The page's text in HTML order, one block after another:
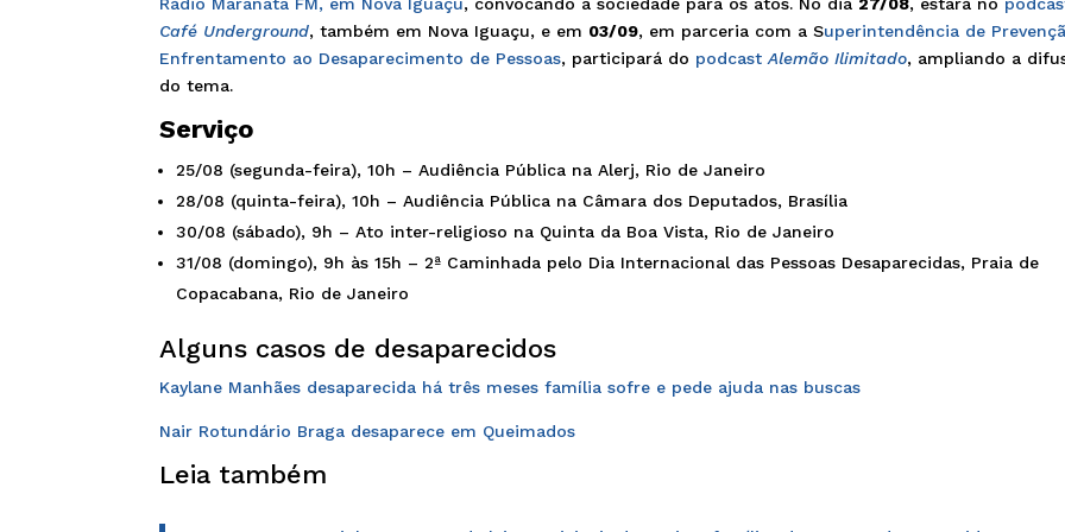
Café Underground, também em Nova Iguaçu, e em 03/09, em parceria com a Superintendência de
Enfrentamento ao Desaparecimento de Pessoas, participará do podcastAlemão Ilimitado, ampliando a
do tema.
Serviço
25/08 (segunda-feira), 10h – Audiência Pública na Alerj, Rio de Janeiro
28/08 (quinta-feira), 10h – Audiência Pública na Câmara dos Deputados, Brasília
30/08 (sábado), 9h – Ato inter-religioso na Quinta da Boa Vista, Rio de Janeiro
31/08 (domingo), 9h às 15h – 2ª Caminhada pelo Dia Internacional das Pessoas Desaparecidas, Praia de
Copacabana, Rio de Janeiro
Alguns casos de desaparecidos
Kaylane Manhães desaparecida há três meses família sofre e pede ajuda nas buscas
Nair Rotundário Braga desaparece em Queimados
Leia também